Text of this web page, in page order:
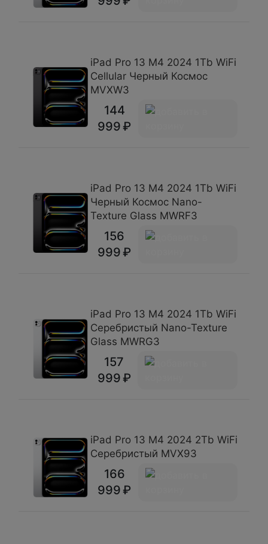
iPad Pro 13 М4 2024 1Tb WiFi
Cellular Черный Космос
MVXW3
144
999
iPad Pro 13 М4 2024 1Tb WiFi
Черный Космос Nano-
Texture Glass MWRF3
156
999
iPad Pro 13 М4 2024 1Tb WiFi
Серебристый Nano-Texture
Glass MWRG3
157
999
iPad Pro 13 М4 2024 2Tb WiFi
Серебристый MVX93
166
999